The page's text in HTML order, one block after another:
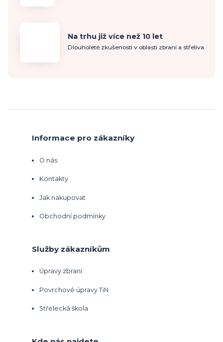
Na trhu již více než 10 let
Dlouholeté zkušenosti v oblasti zbraní a střeliva
Informace pro zákazníky
O nás
Kontakty
Jak nakupovat
Obchodní podmínky
Služby zákazníkům
Úpravy zbraní
Povrchové úpravy TiN
Střelecká škola